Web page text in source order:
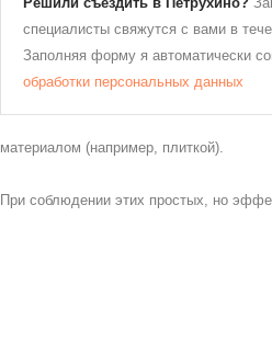
специалисты свяжутся с вами в
Заполняя форму я автоматически
обработки персональных данных
материалом (например, плиткой).
При соблюдении этих простых, но